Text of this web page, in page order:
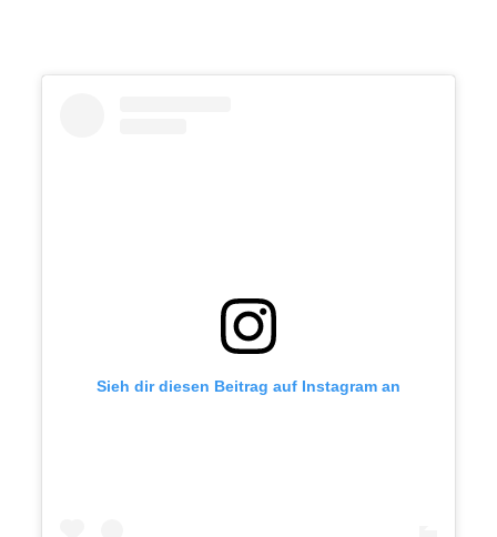
Sieh dir diesen Beitrag auf Instagram an